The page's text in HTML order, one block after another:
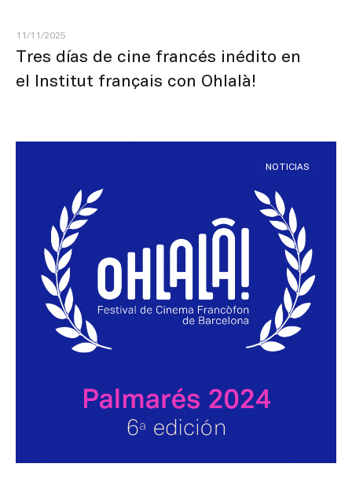
Tres días de cine francés inédito en
el Institut français con Ohlalà!
11/11/2025
NOTICIAS